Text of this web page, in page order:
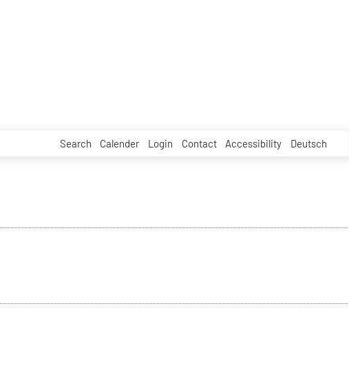
Search Calender Login Contact Accessibility Deutsch